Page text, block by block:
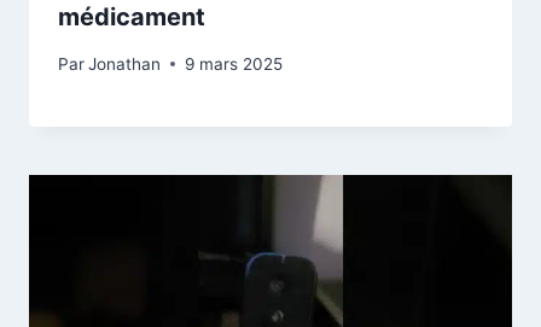
médicament
ParJonathan 9 mars 2025